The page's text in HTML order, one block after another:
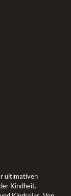
ultimativen
Kindheit.